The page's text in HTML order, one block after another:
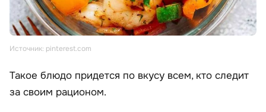
Источник: pinterest.com
Такое блюдо придется по вкусу всем, кто следит
за своим рационом.